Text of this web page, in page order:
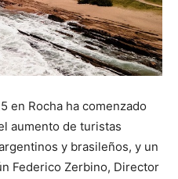
en Rocha ha comenzado
aumento de turistas
y brasileños, y un
Federico Zerbino, Director